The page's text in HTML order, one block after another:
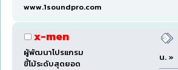
www.1soundpro.com
x-men
ผู้พัฒนาโปรแกรม
ขี้โม้ระดับสุดยอด
น. »